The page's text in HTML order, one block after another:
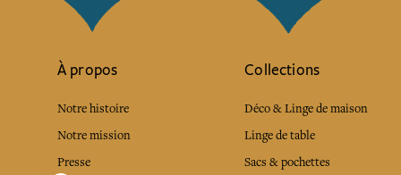
À propos
Notre histoire
Notre mission
Presse
Collections
Déco & Linge de maison
Linge de table
Sacs & pochettes